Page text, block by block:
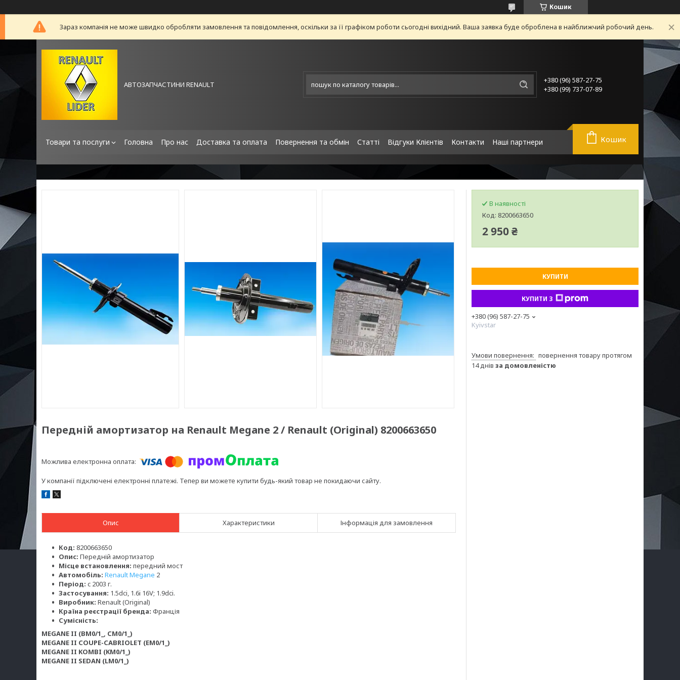
Кошик
Зараз компанія не може швидко обробляти замовлення та повідомлення, оскільки за її графіком роботи сьогодні вихідний. Ваша заявка буде оброблена в найближчий робочий день.
АВТОЗАПЧАСТИНИ RENAULT
+380 (96) 587-27-75
+380 (99) 737-07-89
Товари та послуги Головна Про нас Доставка та оплата Повернення та обмін Статті Відгуки Клієнтів Контакти Наші партнери Кошик
Передній амортизатор на Renault Megane 2 / Renault (Original) 8200663650
У компанії підключені електронні платежі. Тепер ви можете купити будь-який товар не покидаючи сайту.
Опис Характеристики Інформація для замовлення
Код: 8200663650
Опис: Передній амортизатор
Місце встановлення: передний мост
Автомобіль: Renault Megane 2
Період: c 2003 г.
Застосування: 1.5dci, 1.6i 16V; 1.9dci.
Виробник: Renault (Original)
Країна реєстрації бренда: Франція
Сумісність:
MEGANE II (BM0/1_, CM0/1_)
MEGANE II COUPE-CABRIOLET (EM0/1_)
MEGANE II KOMBI (KM0/1_)
MEGANE II SEDAN (LM0/1_)
В наявності
Код: 8200663650
2 950 ₴
КУПИТИ
КУПИТИ З
+380 (96) 587-27-75
Kyivstar
повернення товару протягом
14 днів за домовленістю